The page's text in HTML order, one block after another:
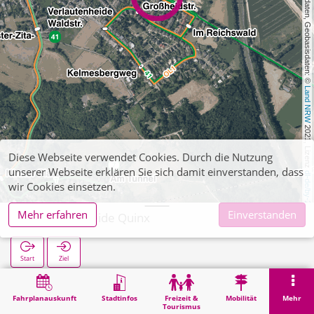
, Kartendaten, Geobasisdaten: ©
Land NRW
2021, Lizenz
dl-de/by-2-0
Fahrplanauskunft Stadtinfos
Freizeit &
Tourismus
Mobilität Mehr
Verlautenheide Quinx
Start Ziel
Suche Verlautenheide Quinx
Diese Webseite verwendet Cookies. Durch die Nutzung
unserer Webseite erklären Sie sich damit einverstanden, dass
wir Cookies einsetzen.
Mehr erfahren
Einverstanden